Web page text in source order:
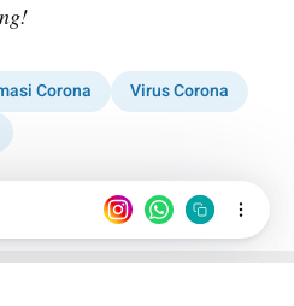
Corona
Virus Corona
Editor Section Tim Editor